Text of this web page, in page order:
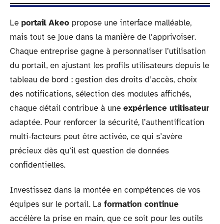
Le portail Akeo propose une interface malléable,
mais tout se joue dans la manière de l’apprivoiser.
Chaque entreprise gagne à personnaliser l’utilisation
du portail, en ajustant les profils utilisateurs depuis le
tableau de bord : gestion des droits d’accès, choix
des notifications, sélection des modules affichés,
chaque détail contribue à une expérience utilisateur
adaptée. Pour renforcer la sécurité, l’authentification
multi-facteurs peut être activée, ce qui s’avère
précieux dès qu’il est question de données
confidentielles.
Investissez dans la montée en compétences de vos
équipes sur le portail. La formation continue
accélère la prise en main, que ce soit pour les outils